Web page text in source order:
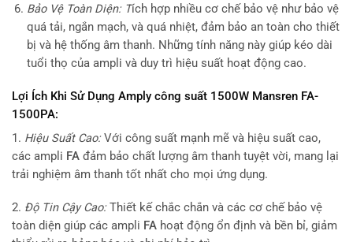
Bảo Vệ Toàn Diện: Tích hợp nhiều cơ chế bảo vệ như bảo vệ
quá tải, ngắn mạch, và quá nhiệt, đảm bảo an toàn cho thiết
bị và hệ thống âm thanh. Những tính năng này giúp kéo dài
tuổi thọ của ampli và duy trì hiệu suất hoạt động cao.
Lợi Ích Khi Sử Dụng Amply công suất 1500W Mansren FA-
1500PA:
1. Hiệu Suất Cao:Với công suất mạnh mẽ và hiệu suất cao,
các ampli FA đảm bảo chất lượng âm thanh tuyệt vời, mang lại
trải nghiệm âm thanh tốt nhất cho mọi ứng dụng.
2. Độ Tin Cậy Cao:Thiết kế chắc chắn và các cơ chế bảo vệ
toàn diện giúp các ampli FA hoạt động ổn định và bền bỉ, giảm